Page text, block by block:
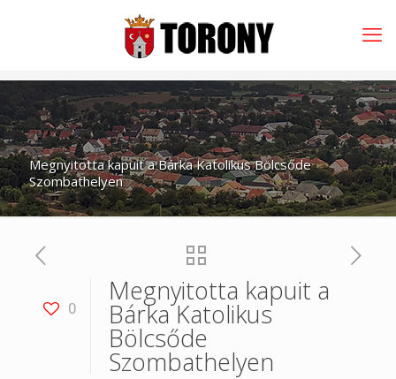
Megnyitotta kapuit a Bárka Katolikus Bölcsőde
Szombathelyen
0
Megnyitotta kapuit a
Bárka Katolikus
Bölcsőde
Szombathelyen